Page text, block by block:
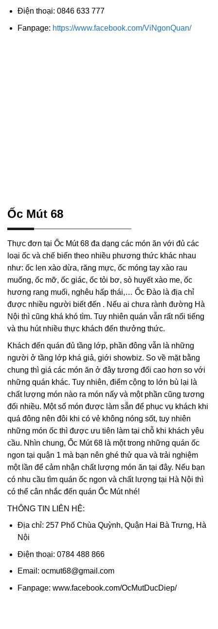
Điện thoại: 0846 633 777
Fanpage: https://www.facebook.com/ViNgonQuan/
Ốc Mút 68
Thực đơn tại Ốc Mút 68 đa dạng các món ăn với đủ các
loại ốc và chế biến theo nhiều phương thức khác nhau
như: ốc len xào dừa, răng mực, ốc móng tay xào rau
muống, ốc mỡ, ốc giác, ốc tỏi bơ, sò huyết xào me, ốc
hương rang muối, nghêu hấp thái,… Ốc Đào là địa chỉ
được nhiều người biết đến . Nếu ai chưa rành đường Hà
Nội thì cũng khá khó tìm. Tuy nhiên quán vẫn rất nổi tiếng
và thu hút nhiều thực khách đến thưởng thức.
Khách đến quán đủ tầng lớp, phần đông vẫn là những
người ở tầng lớp khá giả, giới showbiz. So về mặt bằng
chung thì giá các món ăn ở đây tương đối cao hơn so với
những quán khác. Tuy nhiên, điểm cộng to lớn bù lại là
chất lượng món nào ra món nấy và một phần cũng tương
đối nhiều. Một số món được làm sẵn để phục vụ khách khi
quá đông nên đôi khi có vẻ không nóng sốt, tuy nhiên
những món ốc thì được ưu tiên làm tại chỗ khi khách yêu
cầu. Nhìn chung, Ốc Mút 68 là một trong những quán ốc
ngon tại quận 1 mà bạn nên ghé thử qua và trải nghiệm
một lần để cảm nhận chất lượng món ăn tại đây. Nếu bạn
có nhu cầu tìm quán ốc ngon và chất lượng tại Hà Nội thì
có thể cân nhắc đến quán Ốc Mút nhé!
THÔNG TIN LIÊN HỆ:
Địa chỉ: 257 Phố Chùa Quỳnh, Quận Hai Bà Trưng, Hà
Nội
Điện thoại: 0784 488 866
Email: ocmut68@gmail.com
Fanpage: www.facebook.com/OcMutDucDiep/